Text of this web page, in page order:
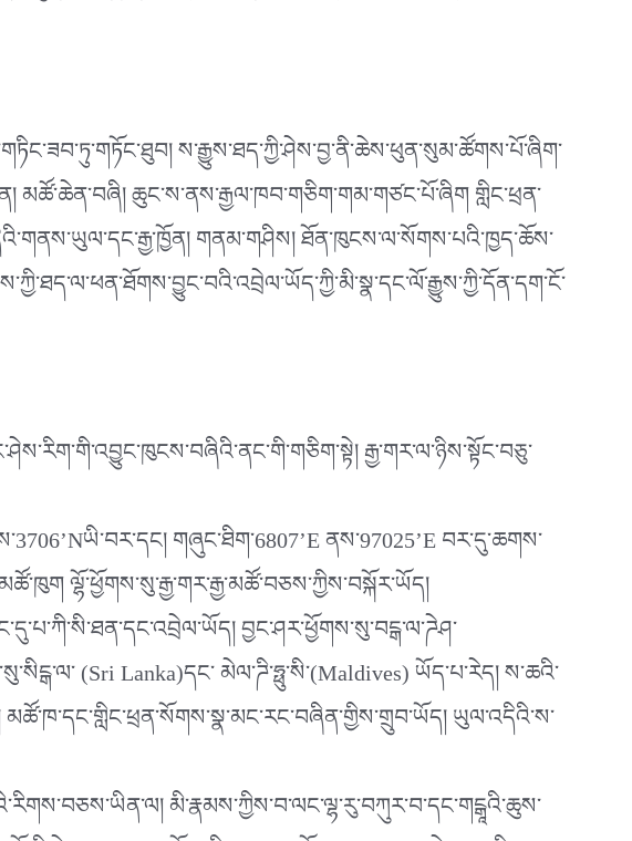
ས་རྒྱུས་ཐད་ཀྱི་ཤེས་བྱ་ནི་ཆེས་ཕུན་སུམ་ཚོགས་པོ་ཞིག་
མཚོ་ཆེན་བཞི། ཆུང་ས་ནས་རྒྱལ་ཁབ་གཅིག་གམ་གཙང་པོ་ཞིག གླིང་ཕྲན་
གནམ་གཤིས། ཐོན་ཁུངས་ལ་སོགས་པའི་ཁྱད་ཆོས་
རྒྱ་གར་ལ་ཉིས་སྟོང་བཅུ་
གཞུང་ཐིག་6807’E ནས་97025’E བར་དུ་ཆགས་
ལྷོ་ཕྱོགས་སུ་རྒྱ་གར་རྒྱ་མཚོ་བཅས་ཀྱིས་བསྐོར་ཡོད།
བྱང་ཤར་ཕྱོགས་སུ་བངྒ་ལ་ཌེཤ་
(Sri Lanka)དང་ མེལ་ཌི་ཧྥུ་སི་(Maldives) ཡོད་པ་རེད། ས་ཆའི་
ཡུལ་འདིའི་ས་
མི་རྣམས་ཀྱིས་བ་ལང་ལྷ་རུ་བཀུར་བ་དང་གངྒཱའི་ཆུས་